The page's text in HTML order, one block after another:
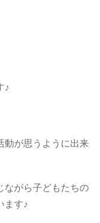
♪
動が思うように出来
ながら子どもたちの
ます♪